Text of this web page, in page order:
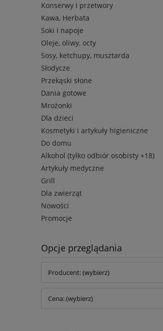
Konserwy i przetwory
Kawa, Herbata
Soki i napoje
Oleje, oliwy, octy
Sosy, ketchupy, musztarda
Słodycze
Przekąski słone
Dania gotowe
Mrożonki
Dla dzieci
Kosmetyki i artykuły higieniczne
Do domu
Alkohol (tylko odbiór osobisty +18)
Artykuły medyczne
Grill
Dla zwierząt
Nowości
Promocje
Opcje przeglądania
Producent: (wybierz)
Cena: (wybierz)